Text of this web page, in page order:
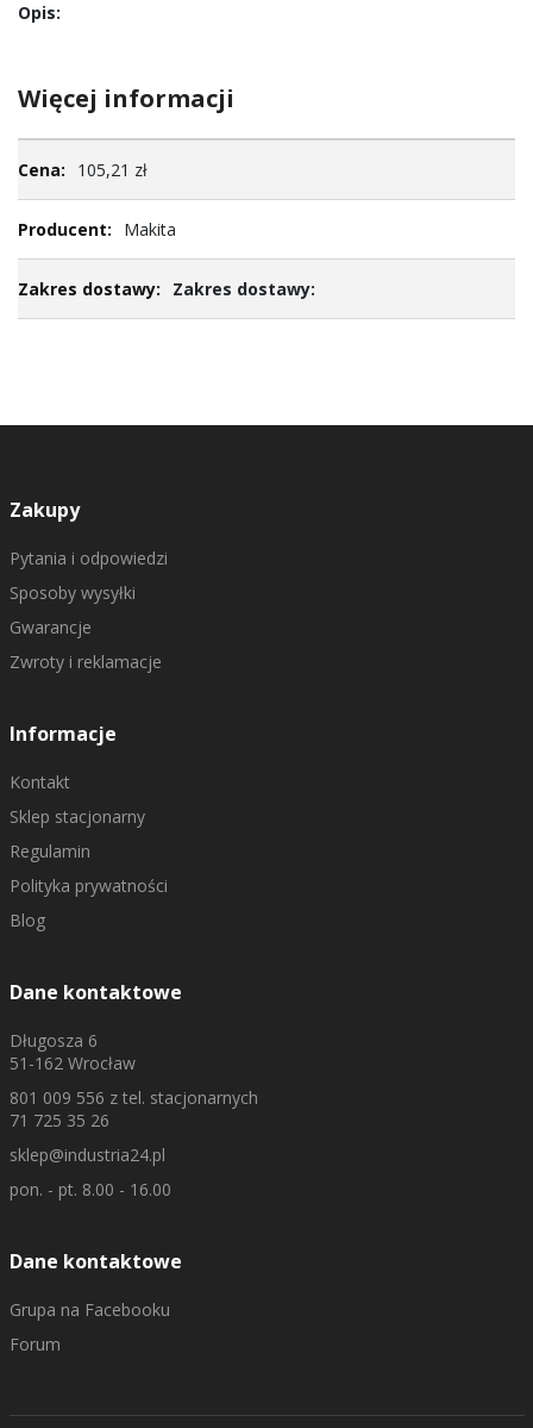
Opis:
Więcej informacji
informacji105,21 zł
Makita
Zakres dostawy:
Zakupy
Pytania i odpowiedzi
Sposoby wysyłki
Gwarancje
Zwroty i reklamacje
Informacje
Kontakt
Sklep stacjonarny
Regulamin
Polityka prywatności
Blog
Dane kontaktowe
Długosza 6
51-162 Wrocław
801 009 556 z tel. stacjonarnych
71 725 35 26
sklep@industria24.pl
pon. - pt. 8.00 - 16.00
Dane kontaktowe
Grupa na Facebooku
Forum